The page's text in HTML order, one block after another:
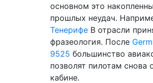
основном это
прошлых неудач.
Тенерифе В отрасли
фразеология. После
9525 большинство
позволят пилотам снова
кабине.